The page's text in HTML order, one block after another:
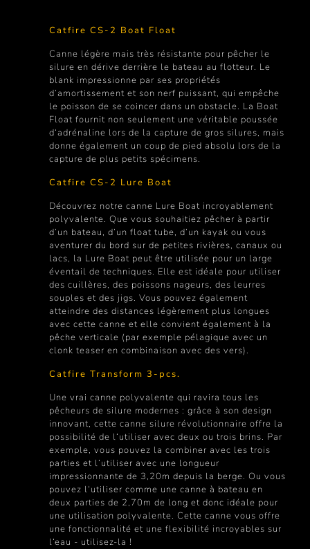
Catfire CS-2 Boat Float
Canne légère mais très résistante pour pêcher le
silure en dérive derrière le bateau au flotteur. Le
blank impressionne par ses propriétés
d‘amortissement et son nerf puissant, qui empêche
le poisson de se coincer dans un obstacle. La Boat
Float fournit non seulement une véritable poussée
d‘adrénaline lors de la capture de gros silures, mais
donne également un coup de pied absolu lors de la
capture de plus petits spécimens.
Catfire CS-2 Lure Boat
Découvrez notre canne Lure Boat incroyablement
polyvalente. Que vous souhaitiez pêcher à partir
d‘un bateau, d‘un float tube, d‘un kayak ou vous
aventurer du bord sur de petites rivières, canaux ou
lacs, la Lure Boat peut être utilisée pour un large
éventail de techniques. Elle est idéale pour utiliser
des cuillères, des poissons nageurs, des leurres
souples et des jigs. Vous pouvez également
atteindre des distances légèrement plus longues
avec cette canne et elle convient également à la
pêche verticale (par exemple pélagique avec un
clonk teaser en combinaison avec des vers).
Catfire Transform 3-pcs.
Une vrai canne polyvalente qui ravira tous les
pêcheurs de silure modernes : grâce à son design
innovant, cette canne silure révolutionnaire offre la
possibilité de l‘utiliser avec deux ou trois brins. Par
exemple, vous pouvez la combiner avec les trois
parties et l‘utiliser avec une longueur
impressionnante de 3,20m depuis la berge. Ou vous
pouvez l‘utiliser comme une canne à bateau en
deux parties de 2,70m de long et donc idéale pour
une utilisation polyvalente. Cette canne vous offre
une fonctionnalité et une flexibilité incroyables sur
l‘eau - utilisez-la !